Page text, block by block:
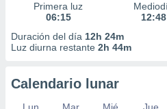
Primera luz
06:15
12:48
Duración del día 12h 24m
Luz diurna restante 2h 44m
Calendario lunar